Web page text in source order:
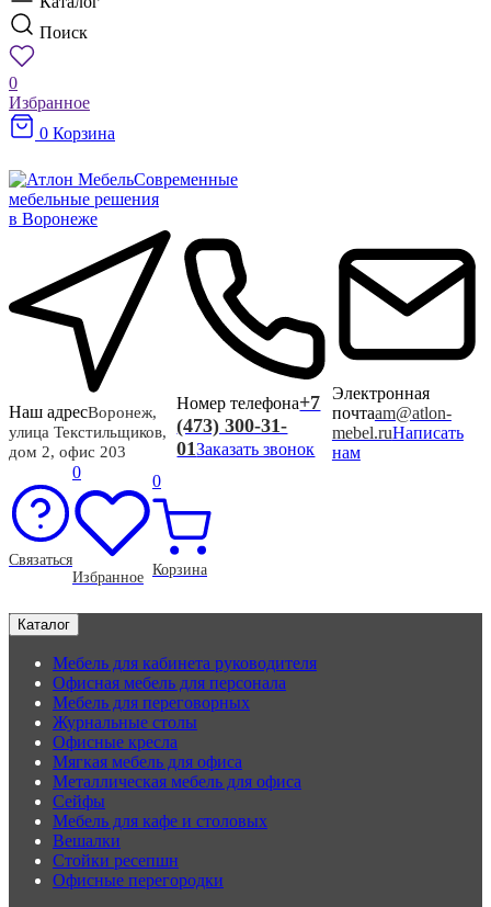
Поиск
0
Избранное
0 Корзина
Современные
мебельные решения
в Воронеже
Наш адресВоронеж,
улица Текстильщиков,
дом 2, офис 203
Номер телефона+7
(473) 300-31-
01Заказать звонок
Электронная
почтаam@atlon-
mebel.ruНаписать
нам
Связаться
0
Избранное
0
Корзина
Каталог
Мебель для кабинета руководителя
Офисная мебель для персонала
Мебель для переговорных
Журнальные столы
Офисные кресла
Мягкая мебель для офиса
Металлическая мебель для офиса
Сейфы
Мебель для кафе и столовых
Вешалки
Стойки ресепшн
Офисные перегородки